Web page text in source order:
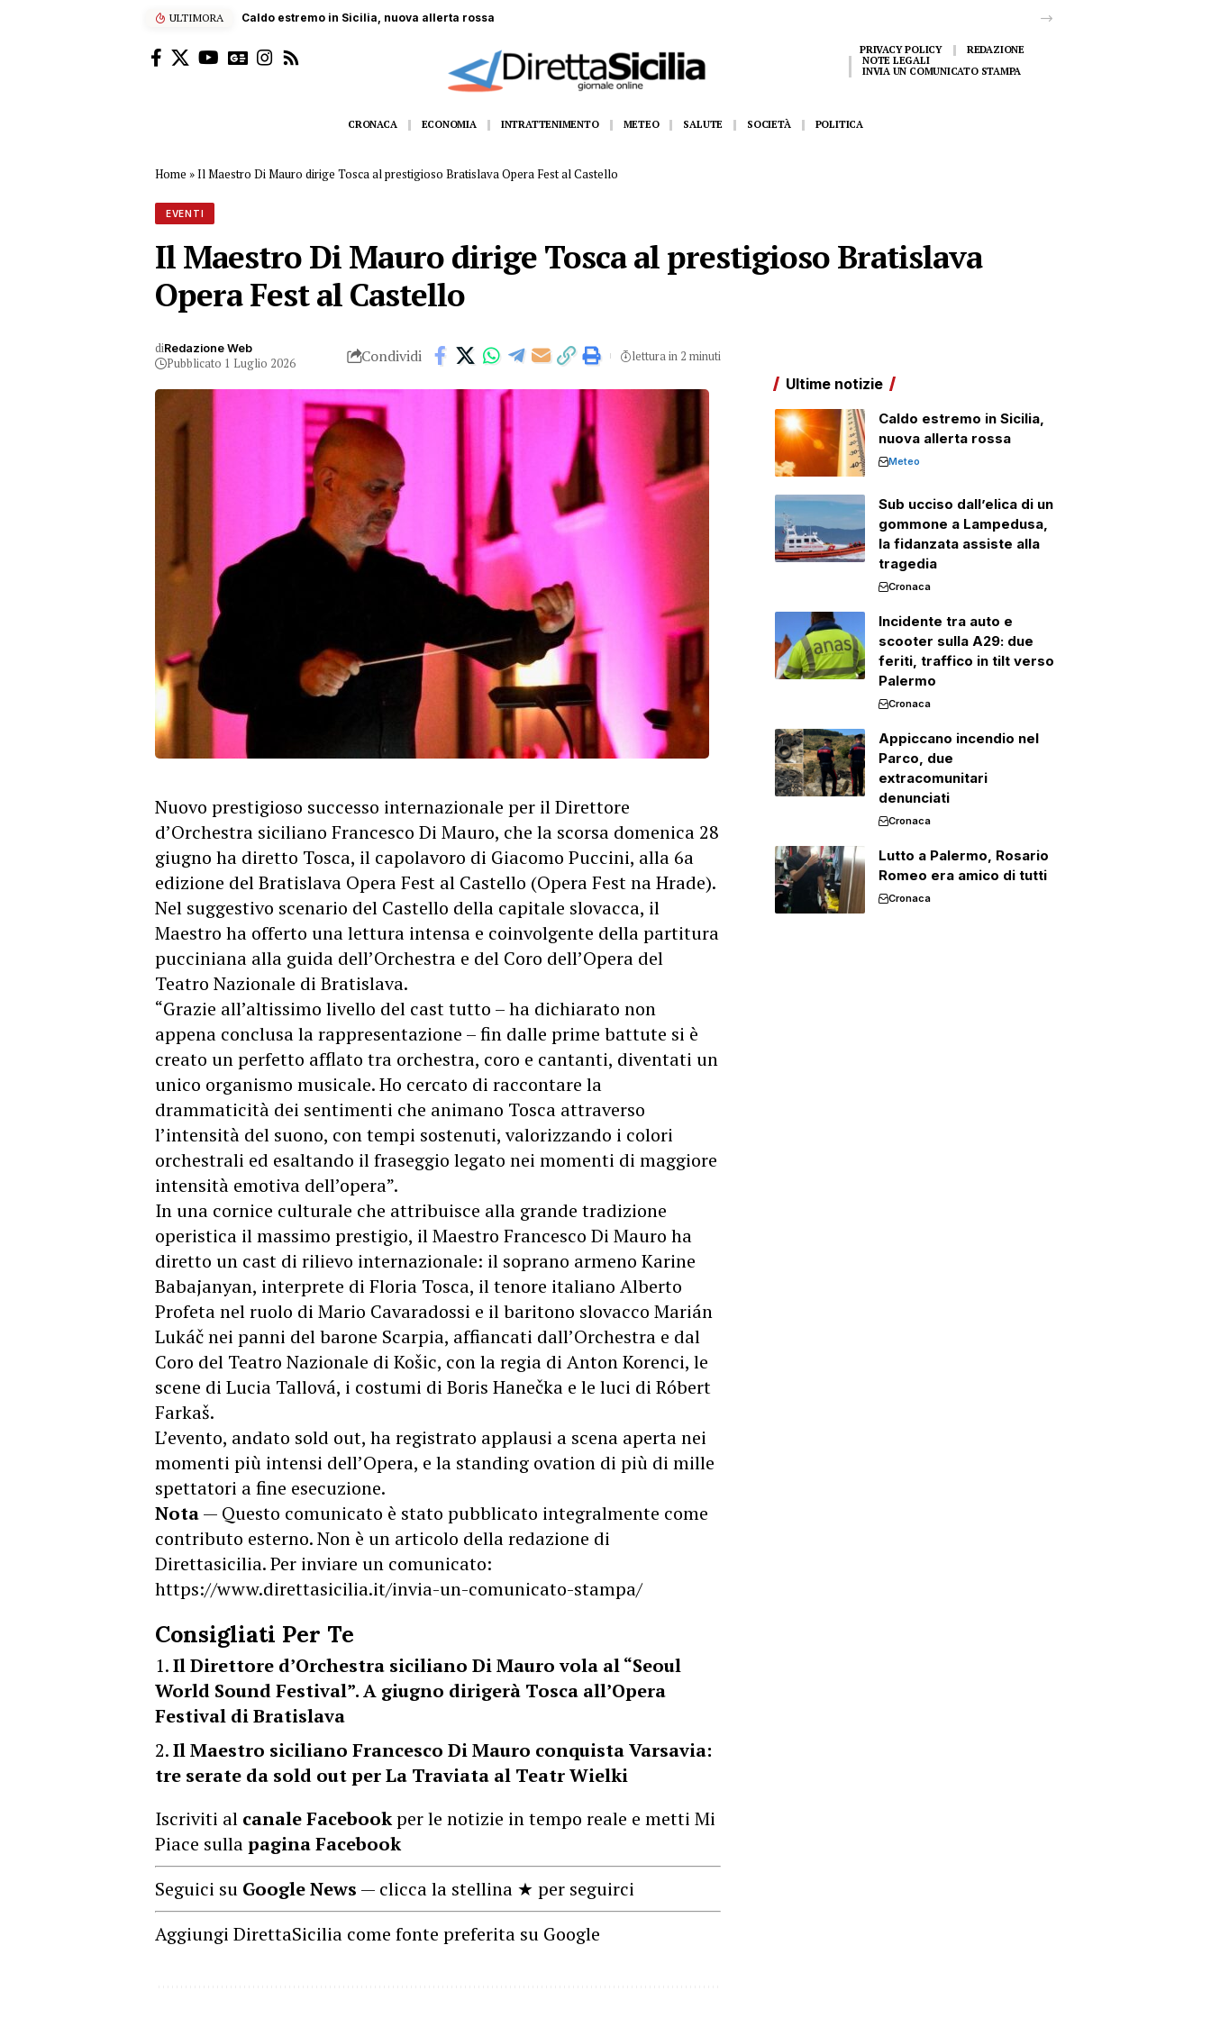
ULTIMORA Sub ucciso dall’elica di un gommone a Lampedusa, la fidanzata assiste alla tragedia
PRIVACY POLICY
REDAZIONE
NOTE LEGALI
INVIA UN COMUNICATO STAMPA
CRONACA ECONOMIA INTRATTENIMENTO METEO SALUTE SOCIETÀ POLITICA
Home »Il Maestro Di Mauro dirige Tosca al prestigioso Bratislava Opera Fest al Castello
EVENTI
Il Maestro Di Mauro dirige Tosca al prestigioso Bratislava
Opera Fest al Castello
diRedazione Web
Pubblicato 1 Luglio 2026 Condividi lettura in 2 minuti
Nuovo prestigioso successo internazionale per il Direttore
d’Orchestra siciliano Francesco Di Mauro, che la scorsa domenica 28
giugno ha diretto Tosca, il capolavoro di Giacomo Puccini, alla 6a
edizione del Bratislava Opera Fest al Castello (Opera Fest na Hrade).
Nel suggestivo scenario del Castello della capitale slovacca, il
Maestro ha offerto una lettura intensa e coinvolgente della partitura
pucciniana alla guida dell’Orchestra e del Coro dell’Opera del
Teatro Nazionale di Bratislava.
“Grazie all’altissimo livello del cast tutto – ha dichiarato non
appena conclusa la rappresentazione – fin dalle prime battute si è
creato un perfetto afflato tra orchestra, coro e cantanti, diventati un
unico organismo musicale. Ho cercato di raccontare la
drammaticità dei sentimenti che animano Tosca attraverso
l’intensità del suono, con tempi sostenuti, valorizzando i colori
orchestrali ed esaltando il fraseggio legato nei momenti di maggiore
intensità emotiva dell’opera”.
In una cornice culturale che attribuisce alla grande tradizione
operistica il massimo prestigio, il Maestro Francesco Di Mauro ha
diretto un cast di rilievo internazionale: il soprano armeno Karine
Babajanyan, interprete di Floria Tosca, il tenore italiano Alberto
Profeta nel ruolo di Mario Cavaradossi e il baritono slovacco Marián
Lukáč nei panni del barone Scarpia, affiancati dall’Orchestra e dal
Coro del Teatro Nazionale di Košic, con la regia di Anton Korenci, le
scene di Lucia Tallová, i costumi di Boris Hanečka e le luci di Róbert
Farkaš.
L’evento, andato sold out, ha registrato applausi a scena aperta nei
momenti più intensi dell’Opera, e la standing ovation di più di mille
spettatori a fine esecuzione.
Nota— Questo comunicato è stato pubblicato integralmente come
contributo esterno. Non è un articolo della redazione di
Direttasicilia. Per inviare un comunicato:
https://www.direttasicilia.it/invia-un-comunicato-stampa/
Consigliati Per Te
Il Direttore d’Orchestra siciliano Di Mauro vola al “Seoul
World Sound Festival”. A giugno dirigerà Tosca all’Opera
Festival di Bratislava
Il Maestro siciliano Francesco Di Mauro conquista Varsavia:
tre serate da sold out per La Traviata al Teatr Wielki
Iscriviti al canale Facebookper le notizie in tempo reale e metti Mi
Piace sullapagina Facebook
Seguici su Google News — clicca la stellina ★ per seguirci
Aggiungi DirettaSicilia come fonte preferita su Google
Ultime notizie
Caldo estremo in Sicilia,
nuova allerta rossa
Meteo
Sub ucciso dall’elica di un
gommone a Lampedusa,
la fidanzata assiste alla
tragedia
Cronaca
Incidente tra auto e
scooter sulla A29: due
feriti, traffico in tilt verso
Palermo
Cronaca
Appiccano incendio nel
Parco, due
extracomunitari
denunciati
Cronaca
Lutto a Palermo, Rosario
Romeo era amico di tutti
Cronaca